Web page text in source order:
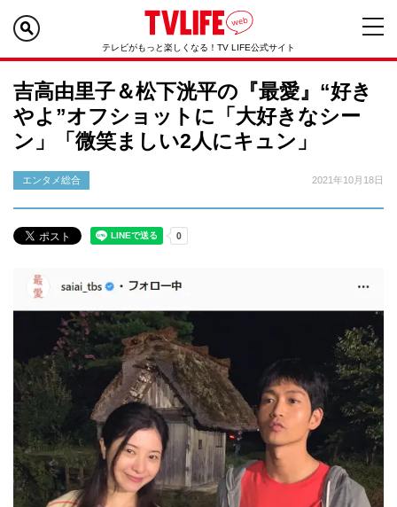
テレビがもっと楽しくなる！TV LIFE公式サイト
吉高由里子＆松下洸平の『最愛』“好き
やよ”オフショットに「大好きなシー
ン」「微笑ましい2人にキュン」
エンタメ総合 2021年10月18日